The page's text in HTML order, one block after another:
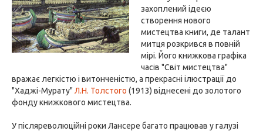
захоплений ідеєю
створення нового
мистецтва книги, де талант
митця розкрився в повній
мірі. Його книжкова графіка
часів "Світ мистецтва"
вражає легкістю і витонченістю, а прекрасні ілюстрації до
"Хаджі-Мурату" Л.Н. Толстого (1913) віднесені до золотого
фонду книжкового мистецтва.
У післяреволюційні роки Лансере багато працював у галузі